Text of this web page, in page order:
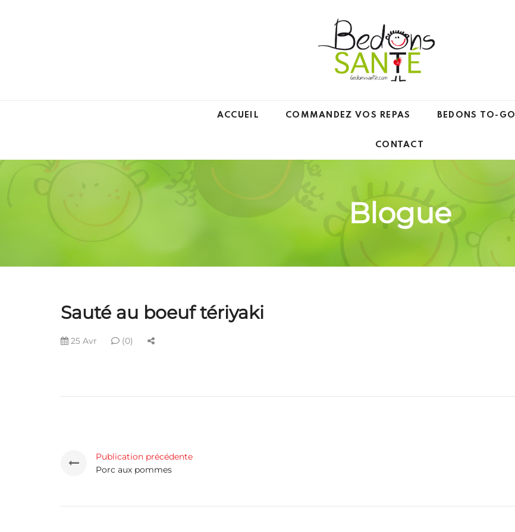
ACCUEIL COMMANDEZ VOS REPAS BEDONS TO-GO
CONTACT
Blogue
Sauté au boeuf tériyaki
25 Avr (0)
Publication précédente
Porc aux pommes